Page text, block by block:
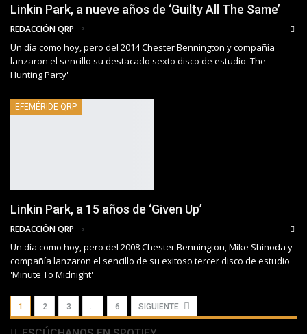
Linkin Park, a nueve años de ‘Guilty All The Same’
REDACCIÓN QRP
Un día como hoy, pero del 2014 Chester Bennington y compañía
lanzaron el sencillo su destacado sexto disco de estudio 'The
Hunting Party'
EFEMÉRIDE QRP
Linkin Park, a 15 años de ‘Given Up’
REDACCIÓN QRP
Un día como hoy, pero del 2008 Chester Bennington, Mike Shinoda y
compañía lanzaron el sencillo de su exitoso tercer disco de estudio
'Minute To Midnight'
1 2 3 … 6 SIGUIENTE